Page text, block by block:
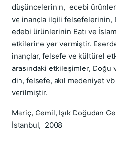
düşüncelerinin, edebi
ve inançla ilgili felsefelerinin,
edebi ürünlerinin Batı ve
etkilerine yer vermiştir.
inançlar, felsefe ve kültürel
arasındaki etkileşimler, Doğu
din, felsefe, akıl medeniyet
verilmiştir.
Meriç, Cemil, Işık Doğudan
İstanbul, 2008